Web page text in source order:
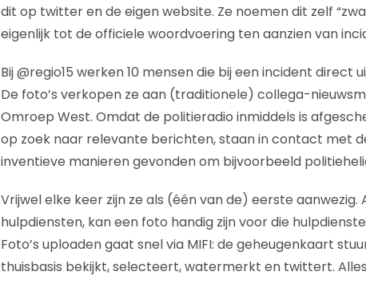
dit op twitter en de eigen website. Ze noemen dit zelf
eigenlijk tot de officiele woordvoering ten aanzien van
Bij @regio15 werken 10 mensen die bij een incident direct
De foto’s verkopen ze aan (traditionele) collega-
Omroep West. Omdat de politieradio inmiddels is
op zoek naar relevante berichten, staan in contact met
inventieve manieren gevonden om bijvoorbeeld
Vrijwel elke keer zijn ze als (één van de) eerste aanwezig.
hulpdiensten, kan een foto handig zijn voor die
Foto’s uploaden gaat snel via MIFI: de geheugenkaart
thuisbasis bekijkt, selecteert, watermerkt en twittert.